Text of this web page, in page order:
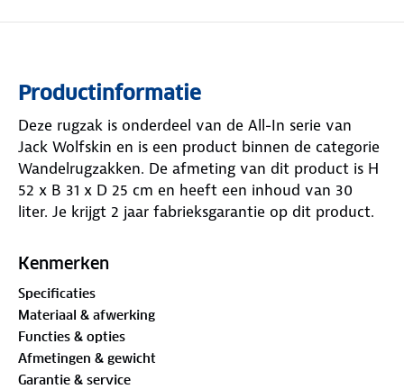
Productinformatie
Deze rugzak is onderdeel van de All-In serie van
Jack Wolfskin en is een product binnen de categorie
Wandelrugzakken. De afmeting van dit product is H
52 x B 31 x D 25 cm en heeft een inhoud van 30
liter. Je krijgt 2 jaar fabrieksgarantie op dit product.
Kenmerken
Specificaties
Materiaal & afwerking
Functies & opties
Afmetingen & gewicht
Garantie & service